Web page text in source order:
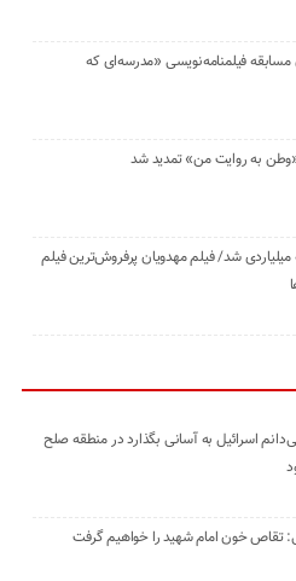
مسابقه فیلمنامه‌نویسی «مدرسه‌ای که
به روایت من» تمدید شد
شد/ فیلم مهدویان پرفروش‌ترین فیلم
اسرائیل به آسانی بگذارد در منطقه صلح
تقاص خون امام شهید را خواهیم گرفت